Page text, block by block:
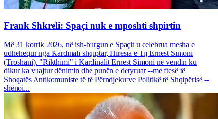
Frank Shkreli: Spaçi nuk e mposhti shpirtin
Më 31 korrik 2026, në ish-burgun e Spaçit u celebrua mesha e
udhëhequr nga Kardinali shqiptar, Hirësia e Tij Ernest Simoni
(Troshani). "Rikthimi" i Kardinalit Ernest Simoni në vendin ku
dikur ka vuajtur dënimin dhe punën e detyruar --me ftesë të
Shoqatës Antikomuniste të të Përndjekurve Politikë të Shqipërisë --
shënoi...